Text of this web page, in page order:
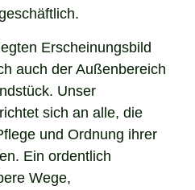
Erscheinungsbild
auch der Außenbereich
Unser
sich an alle, die
und Ordnung ihrer
Ein ordentlich
Wege,